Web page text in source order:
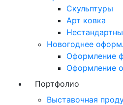
Скульптуры
Арт ковка
Новогоднее
Оформление
Оформление
Портфолио
Выставочная